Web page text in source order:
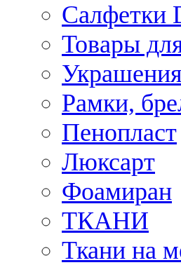
Салфетки
Товары
Рамки,
Пенопласт
Люксарт
Фоамиран
ТКАНИ
Ткани на